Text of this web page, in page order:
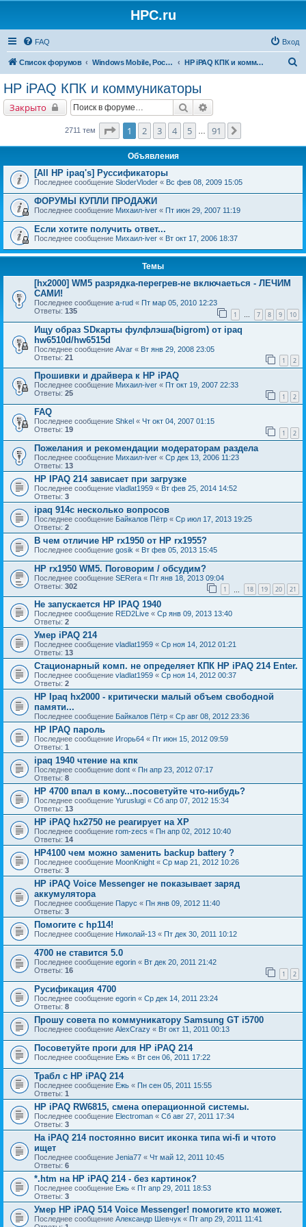
HPC.ru
FAQ Вход
Список форумов Windows Mobile, Pocket PC, MS Smartphone HP iPAQ КПК и коммуникаторы
HP iPAQ КПК и коммуникаторы
Закрыто Поиск
2711 тем Страница1 из
1 2 3 4 5 91
Объявления
[All HP ipaq's] Руссификаторы
Последнее сообщение SloderVloder « Вс фев 08, 2009 15:05
ФОРУМЫ КУПЛИ ПРОДАЖИ
Последнее сообщение Михаил-iver « Пт июн 29, 2007 11:19
Если хотите получить ответ...
Последнее сообщение Михаил-iver « Вт окт 17, 2006 18:37
Темы
[hx2000] WM5 разрядка-перегрев-не включаеться - ЛЕЧИМ
САМИ!
Последнее сообщение a-rud « Пт мар 05, 2010 12:23
Ответы: 135 1 … 7 8 9 10
Ищу образ SDкарты фулфлэша(bigrom) от ipaq
hw6510d/hw6515d
Последнее сообщение Alvar « Вт янв 29, 2008 23:05
Ответы: 21 1 2
Прошивки и драйвера к НР iPAQ
Последнее сообщение Михаил-iver « Пт окт 19, 2007 22:33
Ответы: 25 1 2
FAQ
Последнее сообщение Shkel « Чт окт 04, 2007 01:15
Ответы: 19 1 2
Пожелания и рекомендации модераторам раздела
Последнее сообщение Михаил-iver « Ср дек 13, 2006 11:23
Ответы: 13
HP IPAQ 214 зависает при загрузке
Последнее сообщение vladlat1959 « Вт фев 25, 2014 14:52
Ответы: 3
ipaq 914c несколько вопросов
Последнее сообщение Байкалов Пётр « Ср июл 17, 2013 19:25
Ответы: 2
В чем отличие HP rx1950 от HP rx1955?
Последнее сообщение gosik « Вт фев 05, 2013 15:45
HP rx1950 WM5. Поговорим / обсудим?
Последнее сообщение SERега « Пт янв 18, 2013 09:04
Ответы: 302 1 18 19 20 21
Не запускается HP IPAQ 1940
Последнее сообщение RED2Live « Ср янв 09, 2013 13:40
Ответы: 2
Умер iPAQ 214
Последнее сообщение vladlat1959 « Ср ноя 14, 2012 01:21
Ответы: 13
Стационарный комп. не определяет КПК HP iPAQ 214 Enter.
Последнее сообщение vladlat1959 « Ср ноя 14, 2012 00:37
Ответы: 2
HP Ipaq hx2000 - критически малый объем свободной
памяти...
Последнее сообщение Байкалов Пётр « Ср авг 08, 2012 23:36
HP IPAQ пароль
Последнее сообщение Игорь64 « Пт июн 15, 2012 09:59
Ответы: 1
ipaq 1940 чтение на кпк
Последнее сообщение dont « Пн апр 23, 2012 07:17
Ответы: 8
HP 4700 впал в кому...посоветуйте что-нибудь?
Последнее сообщение Yuruslugi « Сб апр 07, 2012 15:34
Ответы: 13
HP iPAQ hx2750 не реагирует на ХР
Последнее сообщение rom-zecs « Пн апр 02, 2012 10:40
Ответы: 14
HP4100 чем можно заменить backup battery ?
Последнее сообщение MoonKnight « Ср мар 21, 2012 10:26
Ответы: 3
HP iPAQ Voice Messenger не показывает заряд
аккумулятора
Последнее сообщение Парус « Пн янв 09, 2012 11:40
Ответы: 3
Помогите с hp114!
Последнее сообщение Николай-13 « Пт дек 30, 2011 10:12
4700 не ставится 5.0
Последнее сообщение egorin « Вт дек 20, 2011 21:42
Ответы: 16 1 2
Русификация 4700
Последнее сообщение egorin « Ср дек 14, 2011 23:24
Ответы: 8
Прошу совета по коммуникатору Samsung GT i5700
Последнее сообщение AlexCrazy « Вт окт 11, 2011 00:13
Посоветуйте проги для НР iPAQ 214
Последнее сообщение Ежь « Вт сен 06, 2011 17:22
Трабл с HP iPAQ 214
Последнее сообщение Ежь « Пн сен 05, 2011 15:55
Ответы: 1
HP iPAQ RW6815, смена операционной системы.
Последнее сообщение Electroman « Сб авг 27, 2011 17:34
Ответы: 3
На iPAQ 214 постоянно висит иконка типа wi-fi и чтото
ищет
Последнее сообщение Jenia77 « Чт май 12, 2011 10:45
Ответы: 6
*.htm на HP iPAQ 214 - без картинок?
Последнее сообщение Ежь « Пт апр 29, 2011 18:53
Ответы: 3
Умер HP iPAQ 514 Voice Messenger! помогите кто может.
Последнее сообщение Александр Шевчук « Пт апр 29, 2011 11:41